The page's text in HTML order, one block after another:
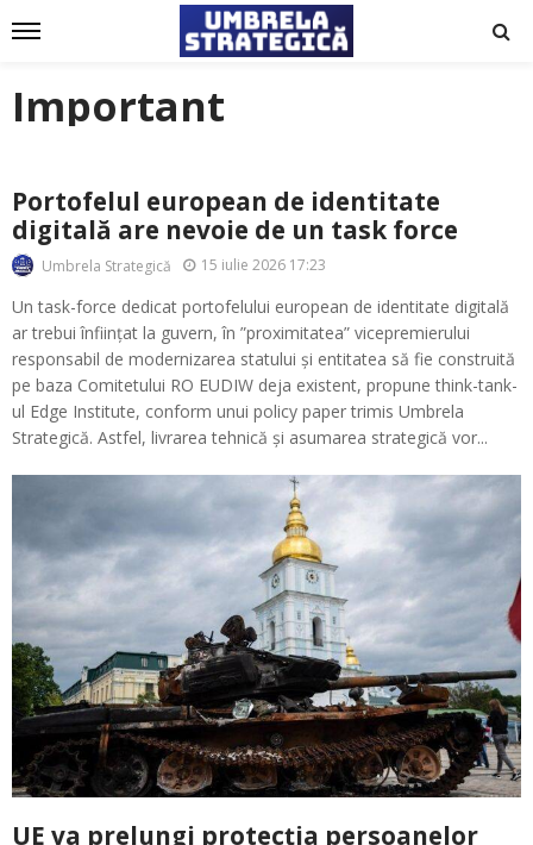
Important
Portofelul european de identitate
digitală are nevoie de un task force
Umbrela Strategică 15 iulie 2026 17:23
Un task-force dedicat portofelului european de identitate digitală
ar trebui înființat la guvern, în ”proximitatea” vicepremierului
responsabil de modernizarea statului și entitatea să fie construită
pe baza Comitetului RO EUDIW deja existent, propune think-tank-
ul Edge Institute, conform unui policy paper trimis Umbrela
Strategică. Astfel, livrarea tehnică și asumarea strategică vor...
UE va prelungi protecția persoanelor